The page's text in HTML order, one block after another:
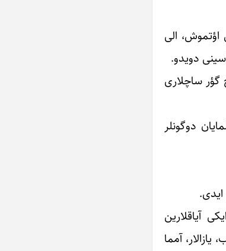
الی
دویدو.
گؤر ساچلاری
دوگونلر
ایدی.
آیاقلارین
آمما